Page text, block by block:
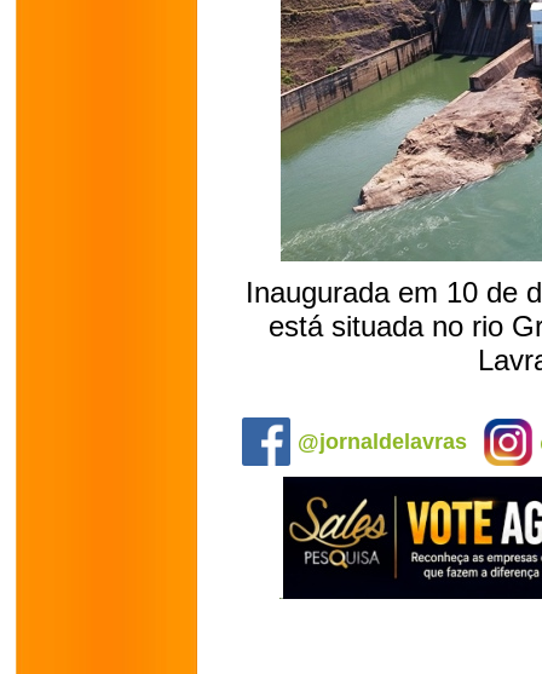
Inaugurada em 10 de
está situada no rio
@jornaldelavras